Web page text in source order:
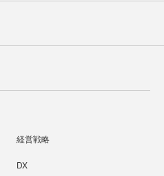
経営戦略
DX